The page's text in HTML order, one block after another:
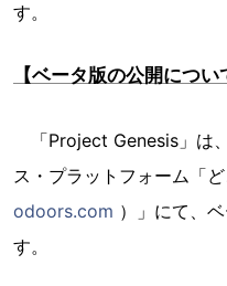
す。
【ベータ版の公開につい
「Project Genesis」は
ス・プラットフォーム「
odoors.com ）」にて、
す。